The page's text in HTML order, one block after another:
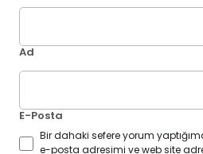
Ad
E-Posta
Bir dahaki sefere yorum
e-posta adresimi ve web site